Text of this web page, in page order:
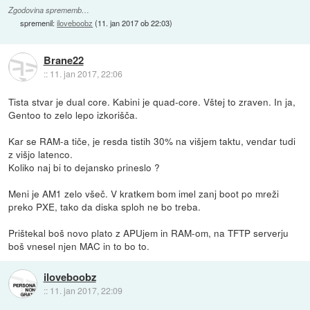
Zgodovina sprememb…
spremenil:iloveboobz (11. jan 2017 ob 22:03)
Brane22
:: 11. jan 2017, 22:06
Tista stvar je dual core. Kabini je quad-core. Vštej to zraven. In ja,
Gentoo to zelo lepo izkorišča.
Kar se RAM-a tiče, je resda tistih 30% na višjem taktu, vendar tudi
z višjo latenco.
Koliko naj bi to dejansko prineslo ?
Meni je AM1 zelo všeč. V kratkem bom imel zanj boot po mreži
preko PXE, tako da diska sploh ne bo treba.
Prištekal boš novo plato z APUjem in RAM-om, na TFTP serverju
boš vnesel njen MAC in to bo to.
iloveboobz
:: 11. jan 2017, 22:09